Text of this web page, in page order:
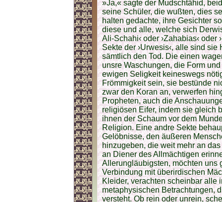
»Ja,« sagte der Mudschtähid,
seine Schüler, die wußten, dies
halten gedachte, ihre Gesichter
diese und alle, welche sich
Ali-Schahi‹ oder ›Zahabias‹ oder
Sekte der ›Urwesis‹, alle sind
sämtlich den Tod. Die einen
unsre Waschungen, die Form
ewigen Seligkeit keineswegs
Frömmigkeit sein, sie bestünde
zwar den Koran an, verwerfen
Propheten, auch die
religiösen Eifer, indem sie gleich
ihnen der Schaum vor dem
Religion. Eine andre Sekte
Gelöbnisse, den äußeren
hinzugeben, die weit mehr an
an Diener des Allmächtigen
Allerungläubigsten, möchten uns
Verbindung mit überirdischen
Kleider, verachten scheinbar alle
metaphysischen Betrachtungen,
versteht. Ob rein oder unrein,